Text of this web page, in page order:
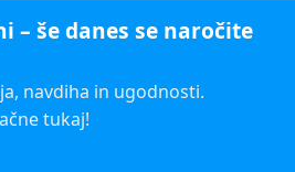
– še danes se naročite
navdiha in ugodnosti.
tukaj!